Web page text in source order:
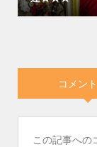
コメン
この記事への